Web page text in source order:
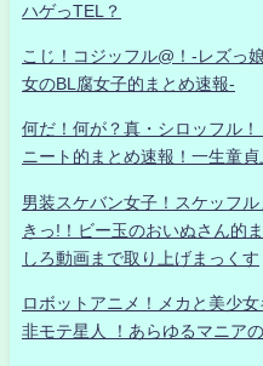
ハゲっTEL？
こじ！コジッフル@！-レズっ
女のBL腐女子的まとめ速報-
何だ！何が？真・シロッフ
ニート的まとめ速報！一生童貞
男装スケバン女子！スケッフ
きっ!！ビー玉のおいぬさん的
しろ動画まで取り上げまっくす
ロボットアニメ！メカと美少
非モテ星人 ！あらゆるマニア